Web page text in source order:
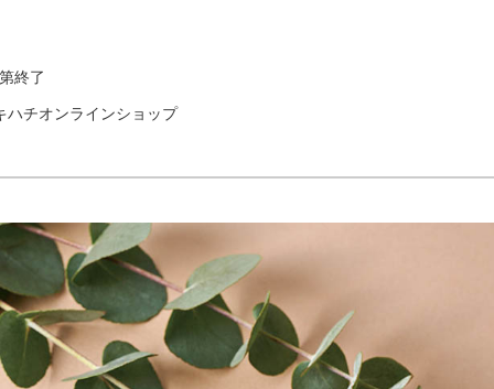
終了
ハチオンラインショップ